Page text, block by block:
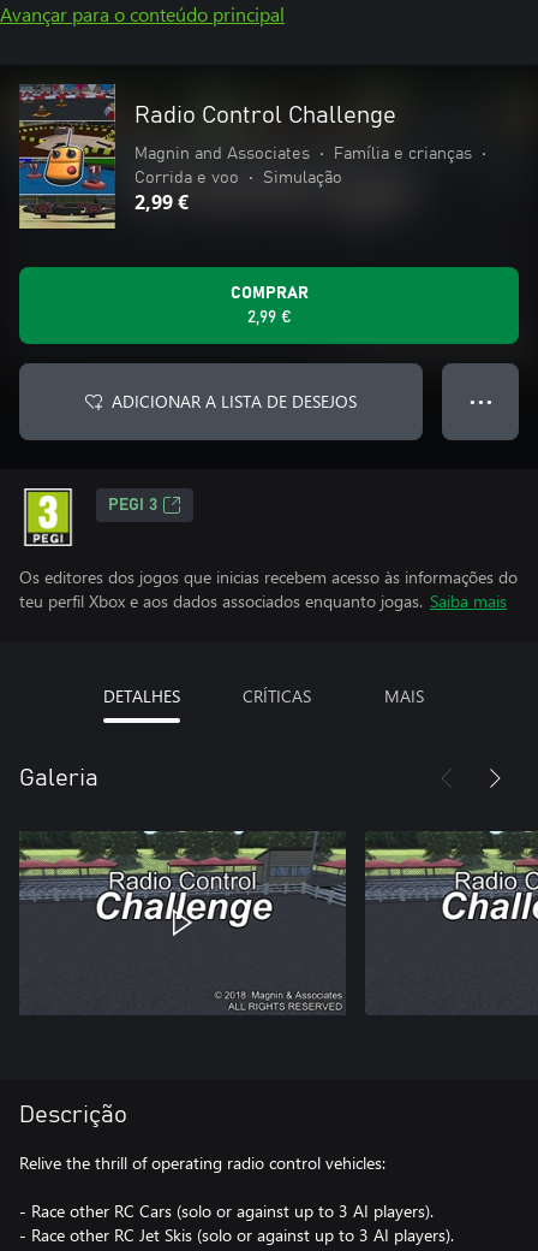
Avançar para o conteúdo principal
Radio Control Challenge
Magnin and Associates • Família e crianças
•
Corrida e voo
• Simulação
2,99 €
COMPRAR
2,99 €
ADICIONAR A LISTA DE DESEJOS ● ● ●
PEGI 3
Os editores dos jogos que inicias recebem acesso às informações do
teu perfil Xbox e aos dados associados enquanto jogas. Saiba mais
DETALHES CRÍTICAS MAIS
Galeria
Descrição
Relive the thrill of operating radio control vehicles:
- Race other RC Cars (solo or against up to 3 AI players).
- Race other RC Jet Skis (solo or against up to 3 AI players).